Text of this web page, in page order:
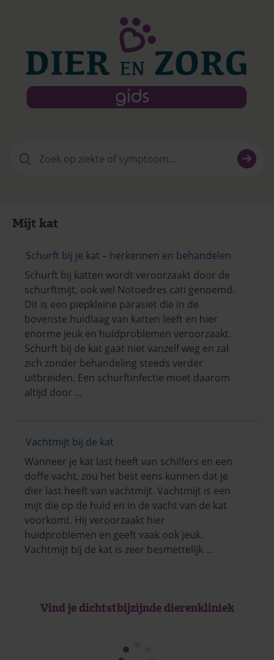
naar:
Mijt kat
Schurft bij je kat – herkennen en behandelen
Schurft bij katten wordt veroorzaakt door de
schurftmijt, ook wel Notoedres cati genoemd.
Dit is een piepkleine parasiet die in de
bovenste huidlaag van katten leeft en hier
enorme jeuk en huidproblemen veroorzaakt.
Schurft bij de kat gaat niet vanzelf weg en zal
zich zonder behandeling steeds verder
uitbreiden. Een schurftinfectie moet daarom
altijd door …
Vachtmijt bij de kat
Wanneer je kat last heeft van schilfers en een
doffe vacht, zou het best eens kunnen dat je
dier last heeft van vachtmijt. Vachtmijt is een
mijt die op de huid en in de vacht van de kat
voorkomt. Hij veroorzaakt hier
huidproblemen en geeft vaak ook jeuk.
Vachtmijt bij de kat is zeer besmettelijk …
Vind je dichtstbijzijnde dierenkliniek